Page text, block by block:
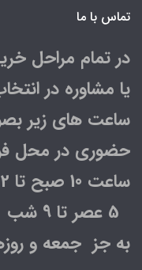
تماس با ما
در تمام مراحل
یا مشاوره در
ساعت های زیر
حضوری در محل
ساعت 10 صبح تا 2 عصر
به جز جمعه و